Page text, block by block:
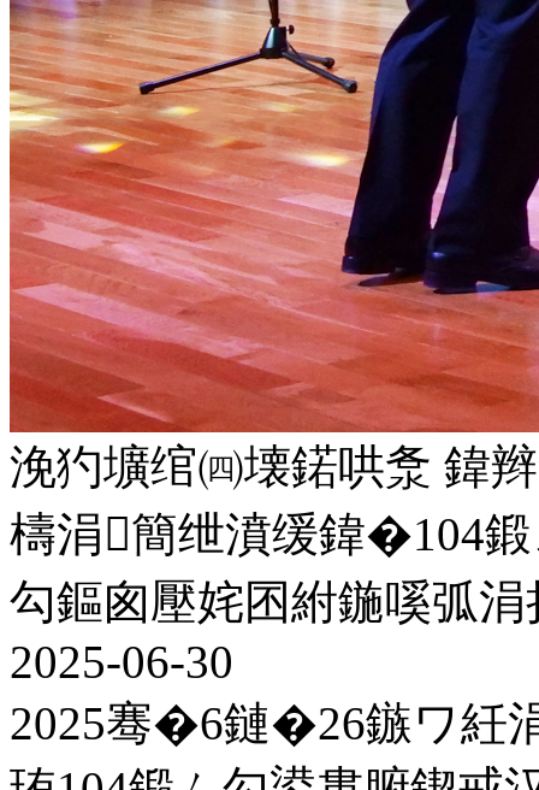
浼犳壙绾㈣壊鍩哄洜 鍏
檮涓簡绁濆缓鍏�104
勾鏂囪壓姹囨紨鍦嗘弧涓
2025-06-30
2025骞�6鏈�26鏃ワ紝